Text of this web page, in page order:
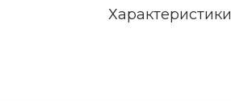
Характеристики